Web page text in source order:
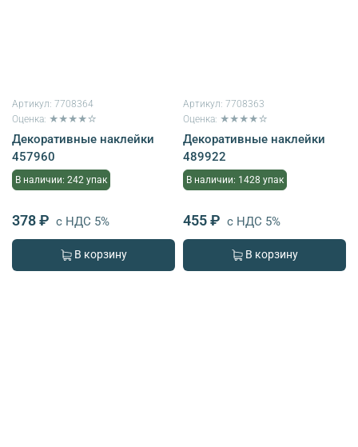
Артикул: 7708364
Оценка: ★★★★☆
Декоративные наклейки
457960
В наличии: 242 упак
378 ₽ с НДС 5%
В корзину
Артикул: 7708363
Оценка: ★★★★☆
Декоративные наклейки
489922
В наличии: 1428 упак
455 ₽ с НДС 5%
В корзину